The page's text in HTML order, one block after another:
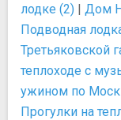
лодке (2) | Дом
Подводная
Третьяковской
теплоходе с
ужином по
Прогулки на